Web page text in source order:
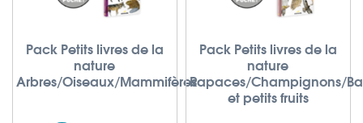
Pack Petits livres de la
nature
Arbres/Oiseaux/Mammifères
Pack Petits livres de la
nature
Rapaces/Champignons/
et petits fruits